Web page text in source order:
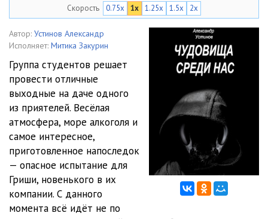
Скорость 0.75x 1x 1.25x 1.5x 2x
Автор: Устинов Александр
Исполняет: Митика Закурин
Группа студентов решает
провести отличные
выходные на даче одного
из приятелей. Весёлая
атмосфера, море алкоголя и
самое интересное,
приготовленное напоследок
— опасное испытание для
Гриши, новенького в их
компании. С данного
момента всё идёт не по